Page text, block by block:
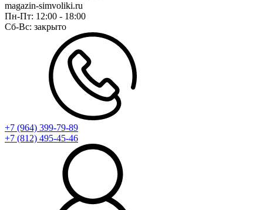
magazin-simvoliki.ru
Пн-Пт: 12:00 - 18:00
Сб-Вс: закрыто
+7 (964) 399-79-89
+7 (812) 495-45-46